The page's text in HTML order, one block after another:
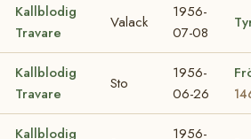
Kallblodig
Travare
Valack
1956-
07-08
Kallblodig
Travare
Sto
1956-
06-26
Kallblodig
1956-